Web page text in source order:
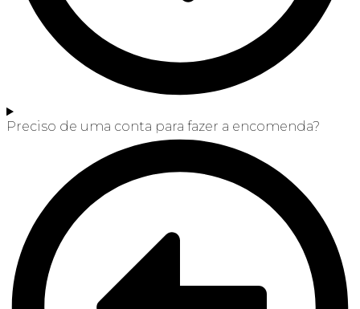
Preciso de uma conta para fazer a encomenda?